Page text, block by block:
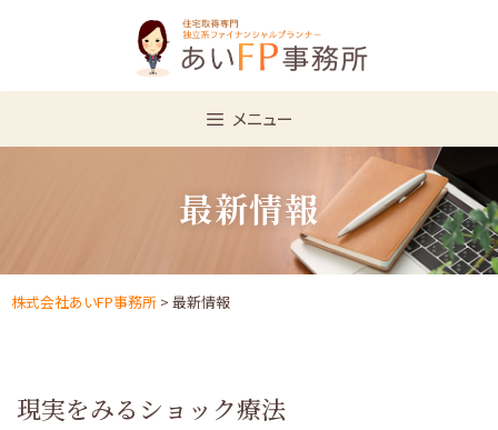
メニュー
最新情報
株式会社あいFP事務所 > 最新情報
現実をみるショック療法